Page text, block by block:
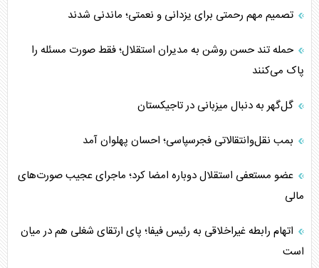
تصمیم مهم رحمتی برای یزدانی و نعمتی؛ ماندنی شدند
حمله تند حسن روشن به مدیران استقلال؛ فقط صورت مسئله را
پاک می‌کنند
گل‌گهر به دنبال میزبانی در تاجیکستان
بمب نقل‌وانتقالاتی فجرسپاسی؛ احسان پهلوان آمد
عضو مستعفی استقلال دوباره امضا کرد؛ ماجرای عجیب صورت‌های
مالی
اتهام رابطه غیراخلاقی به رئیس فیفا؛ پای ارتقای شغلی هم در میان
است